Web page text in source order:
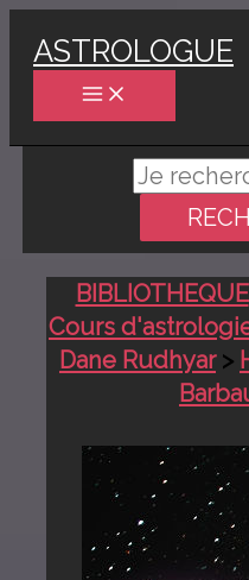
au
contenu
ASTROLOGUE
BIBLIOTHEQUE
Cours
Dane Rudhyar>